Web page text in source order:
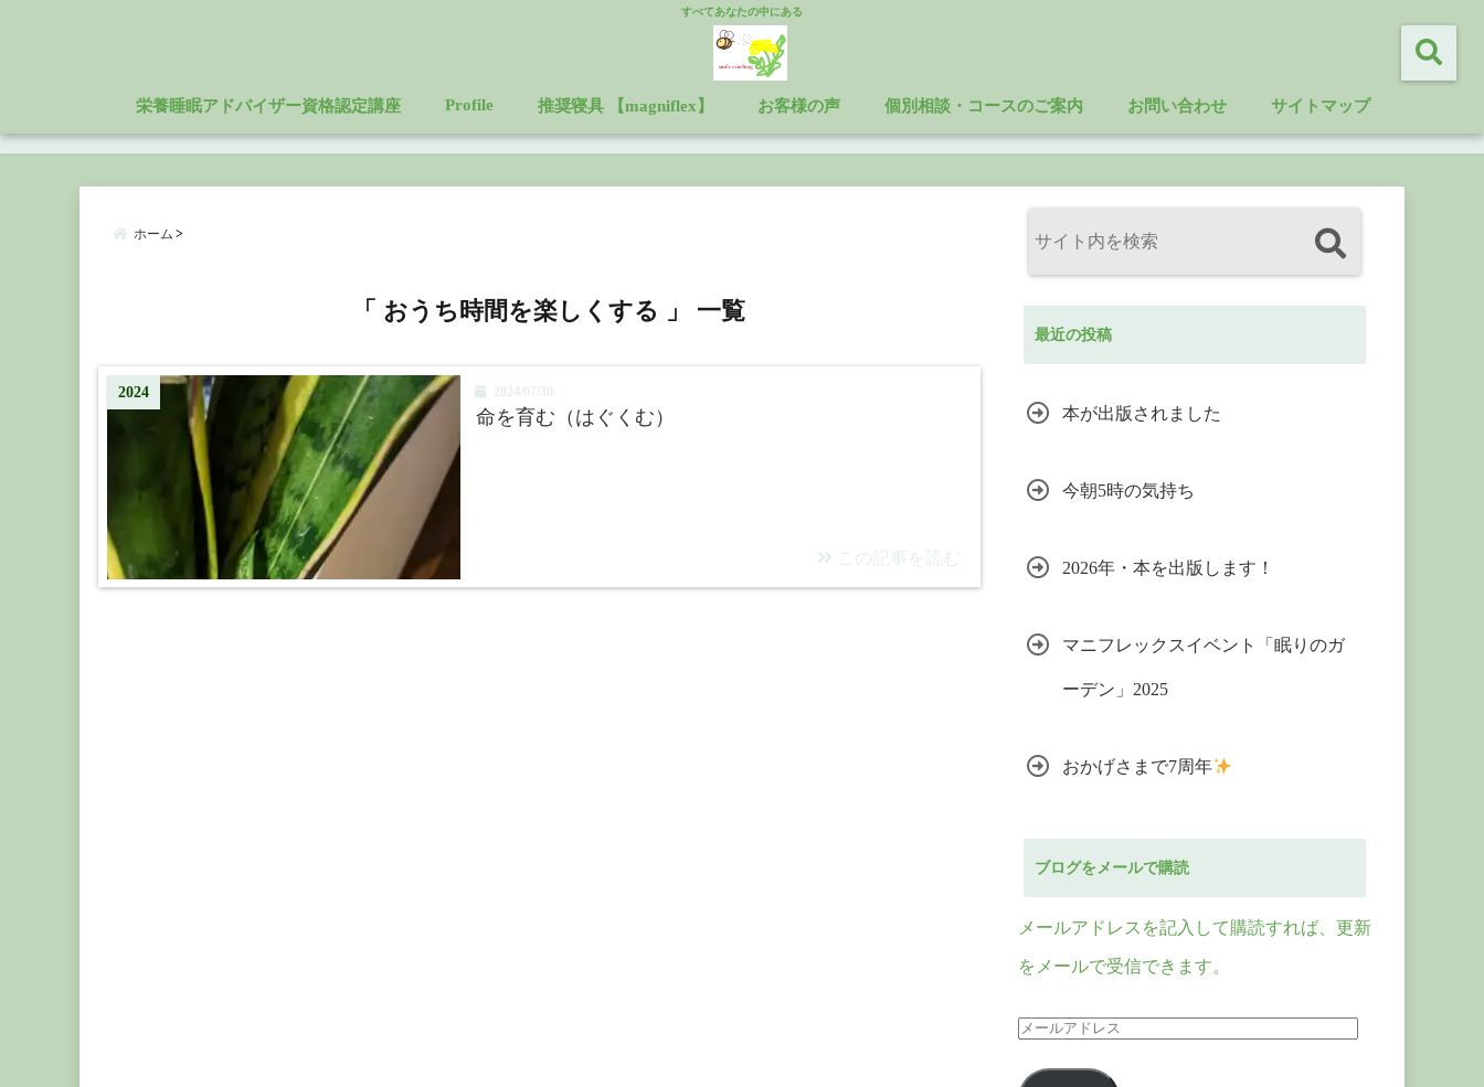
すべてあなたの中にある
栄養睡眠アドバイザー資格認定講座 Profile 推奨寝具 【magniflex】 お客様の声 個別相談・コースのご案内 お問い合わせ サイトマップ
ホーム
「 おうち時間を楽しくする 」 一覧
2024 2024/07/30
命を育む（はぐくむ）
この記事を読む
最近の投稿
本が出版されました
今朝5時の気持ち
2026年・本を出版します！
マニフレックスイベント「眠りのガ
ーデン」2025
おかげさまで7周年
ブログをメールで購読
メールアドレスを記入して購読すれば、更新
をメールで受信できます。
メ